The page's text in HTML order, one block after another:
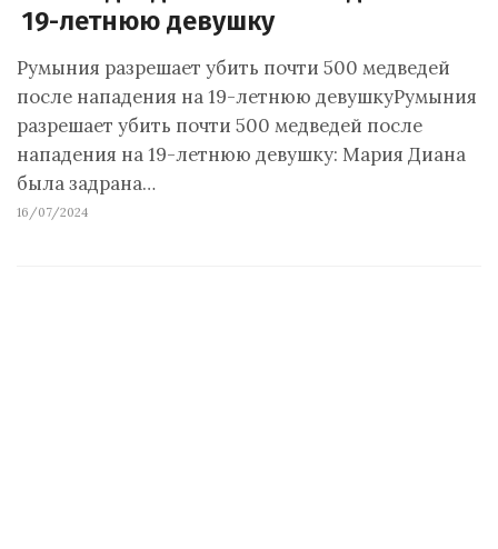
19-летнюю девушку
Румыния разрешает убить почти 500 медведей
после нападения на 19-летнюю девушкуРумыния
разрешает убить почти 500 медведей после
нападения на 19-летнюю девушку: Мария Диана
была задрана…
16/07/2024